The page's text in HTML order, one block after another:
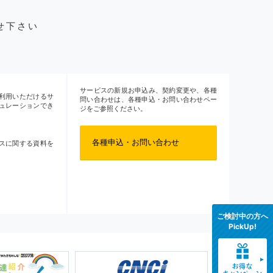
下さい
用いただけるサ
レーションでき
に関する資料を
サービスの新規お申込み、契約変更や、各種
問い合わせは、各種申込・お問い合わせペー
ジをご参照ください。
各種申込・お問い合わせ
ご検討中の方へ
PickUp!